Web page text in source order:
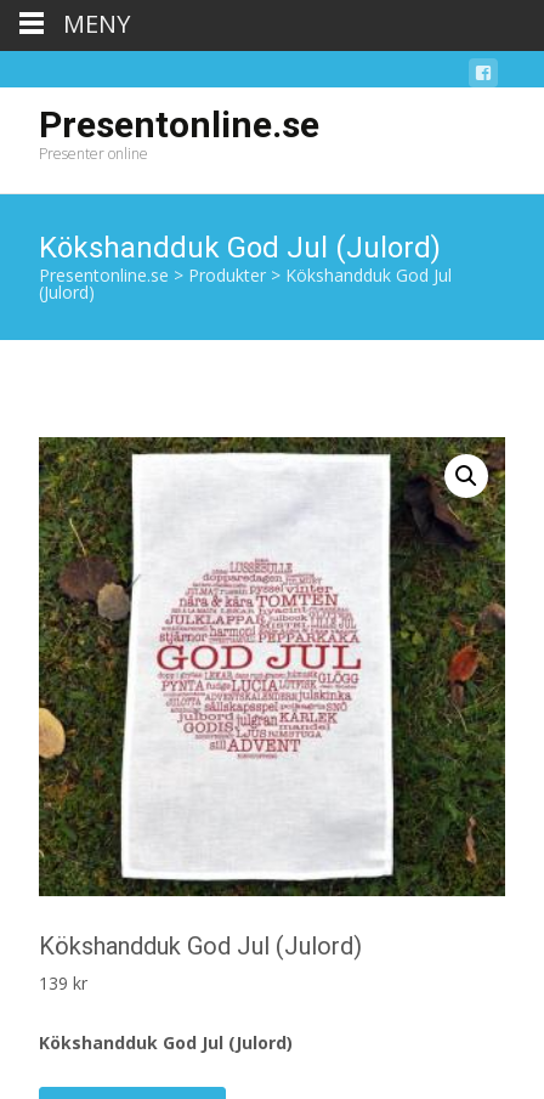
Presentonline.se
Presenter online
Kökshandduk God Jul (Julord)
Presentonline.se > Produkter > Kökshandduk God Jul
(Julord)
Kökshandduk God Jul (Julord)
139 kr
Kökshandduk God Jul (Julord)
MENY